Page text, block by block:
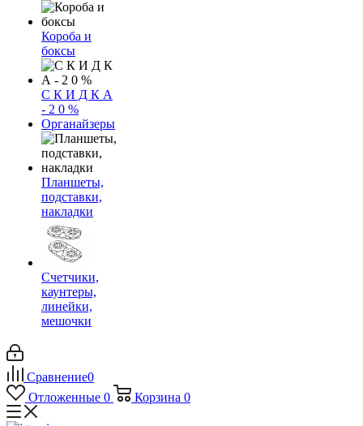
Короба и
боксы
С К И Д К А
- 2 0 %
Органайзеры
Планшеты,
подставки,
накладки
Счетчики,
каунтеры,
линейки,
мешочки
Сравнение0
Отложенные 0 Корзина 0